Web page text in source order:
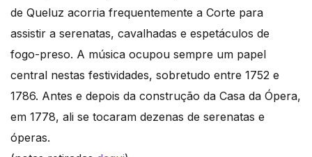
de Queluz acorria frequentemente a Corte para
assistir a serenatas, cavalhadas e espetáculos de
fogo-preso. A música ocupou sempre um papel
central nestas festividades, sobretudo entre 1752 e
1786. Antes e depois da construção da Casa da Ópera,
em 1778, ali se tocaram dezenas de serenatas e
óperas.